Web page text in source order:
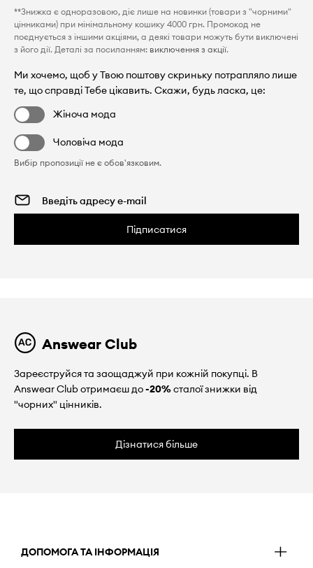
**Знижка є одноразовою, діє лише на новинки (товари з "чорними"
цінниками) при мінімальному кошику 4000 грн. Промокод не
поєднується з іншими акціями, а деякі товари можуть бути виключені
з його дії. Деталі за посиланням: виключення з акції.
Ми хочемо, щоб у Твою поштову скриньку потрапляло лише
те, що справді Тебе цікавить. Скажи, будь ласка, це:
Жіноча мода
Чоловіча мода
Вибір пропозиції не є обов'язковим.
Підписатися
Answear Club
Зареєструйся та заощаджуй при кожній покупці. В
Answear Club отримаєш до-20%сталої знижки від
"чорних" цінників.
Дізнатися більше
ДОПОМОГА ТА ІНФОРМАЦІЯ